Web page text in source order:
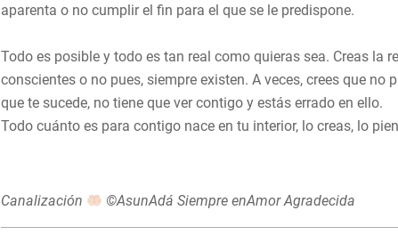
aparenta o no cumplir el fin para el que se le predispone.
Todo es posible y todo es tan real como quieras sea. Creas la
conscientes o no pues, siempre existen. A veces, crees que
que te sucede, no tiene que ver contigo y estás errado en ello.
Todo cuánto es para contigo nace en tu interior, lo creas, lo
Canalización ©AsunAdá Siempre enAmor Agradecida